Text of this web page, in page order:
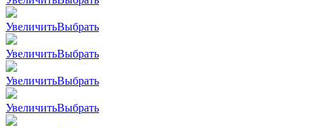
УвеличитьВыбрать
УвеличитьВыбрать
УвеличитьВыбрать
УвеличитьВыбрать